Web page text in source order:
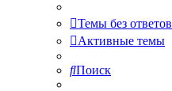
Темы без ответов
Активные темы
Поиск